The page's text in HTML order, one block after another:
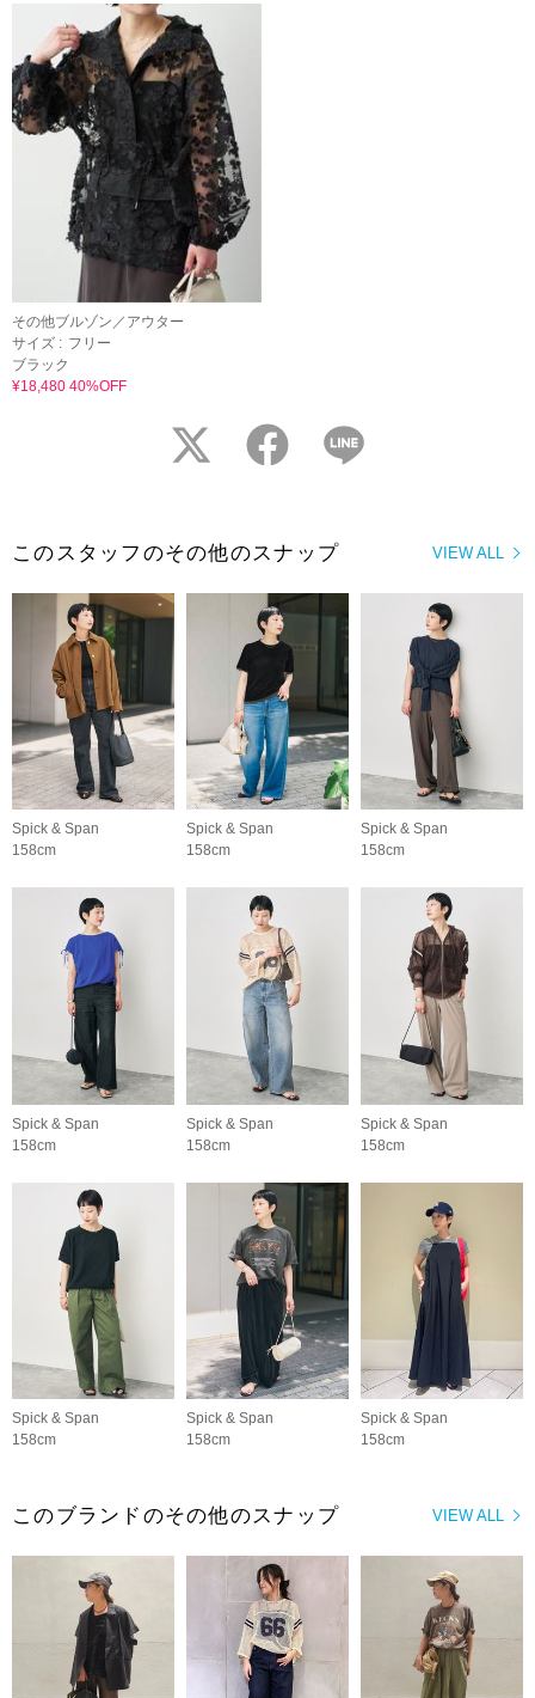
その他ブルゾン／アウター
サイズ : フリー
ブラック
¥18,480 40%OFF
twitter facebook
VIEW ALL
このスタッフのその他のスナップ
Spick & Span
158cm
Spick & Span
158cm
Spick & Span
158cm
Spick & Span
158cm
Spick & Span
158cm
Spick & Span
158cm
Spick & Span
158cm
Spick & Span
158cm
Spick & Span
158cm
VIEW ALL
このブランドのその他のスナップ